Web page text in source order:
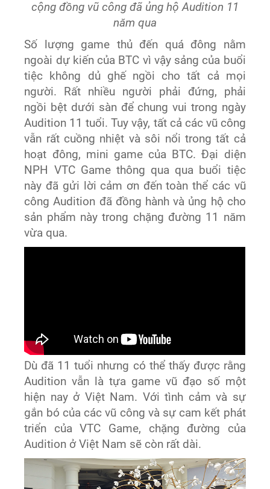
cộng đồng vũ công đã ủng hộ Audition 11
năm qua
Số lượng game thủ đến quá đông nằm
ngoài dự kiến của BTC vì vậy sảng của buổi
tiệc không dủ ghế ngồi cho tất cả mọi
người. Rất nhiều người phải đứng, phải
ngồi bệt dưới sàn để chung vui trong ngày
Audition 11 tuổi. Tuy vậy, tất cả các vũ công
vẫn rất cuồng nhiệt và sôi nổi trong tất cả
hoạt đông, mini game của BTC. Đại diện
NPH VTC Game thông qua qua buổi tiệc
này đã gửi lời cảm ơn đến toàn thể các vũ
công Audition đã đồng hành và ủng hộ cho
sản phẩm này trong chặng đường 11 năm
vừa qua.
Dù đã 11 tuổi nhưng có thể thấy được rằng
Audition vẫn là tựa game vũ đạo số một
hiện nay ở Việt Nam. Với tình cảm và sự
gắn bó của các vũ công và sự cam kết phát
triển của VTC Game, chặng đường của
Audition ở Việt Nam sẽ còn rất dài.